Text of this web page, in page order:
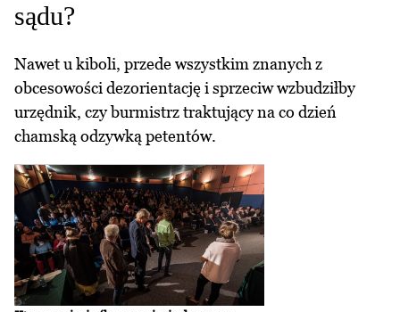
sądu?
Nawet u kiboli, przede wszystkim znanych z
obcesowości dezorientację i sprzeciw wzbudziłby
urzędnik, czy burmistrz traktujący na co dzień
chamską odzywką petentów.